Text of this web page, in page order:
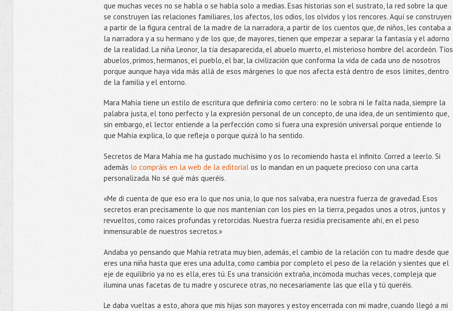
que muchas veces no se habla o se habla solo a medias. Esas historias son el sustrato, la red sobre la que
se construyen las relaciones familiares, los afectos, los odios, los olvidos y los rencores. Aquí se construyen
a partir de la figura central de la madre de la narradora, a partir de los cuentos que, de niños, les contaba a
la narradora y a su hermano y de los que, de mayores, tienen que empezar a separar la fantasía y el adorno
de la realidad. La niña Leonor, la tía desaparecida, el abuelo muerto, el misterioso hombre del acordeón. Tíos,
abuelos, primos, hermanos, el pueblo, el bar, la civilización que conforma la vida de cada uno de nosotros
porque aunque haya vida más allá de esos márgenes lo que nos afecta está dentro de esos límites, dentro
de la familia y el entorno.
Mara Mahía tiene un estilo de escritura que definiría como certero: no le sobra ni le falta nada, siempre la
palabra justa, el tono perfecto y la expresión personal de un concepto, de una idea, de un sentimiento que,
sin embargo, el lector entiende a la perfección como si fuera una expresión universal porque entiende lo
que Mahía explica, lo que refleja o porque quizá lo ha sentido.
Secretos de Mara Mahía me ha gustado muchísimo y os lo recomiendo hasta el infinito. Corred a leerlo. Si
además lo compráis en la web de la editorial os lo mandan en un paquete precioso con una carta
personalizada. No sé qué más queréis.
«Me di cuenta de que eso era lo que nos unía, lo que nos salvaba, era nuestra fuerza de gravedad. Esos
secretos eran precisamente lo que nos mantenían con los pies en la tierra, pegados unos a otros, juntos y
revueltos, como raíces profundas y retorcidas. Nuestra fuerza residía precisamente ahí, en el peso
inmensurable de nuestros secretos.»
Andaba yo pensando que Mahía retrata muy bien, además, el cambio de la relación con tu madre desde que
eres una niña hasta que eres una adulta, como cambia por completo el peso de la relación y sientes que el
eje de equilibrio ya no es ella, eres tú. Es una transición extraña, incómoda muchas veces, compleja que
ilumina unas facetas de tu madre y oscurece otras, no necesariamente las que ella y tú queréis.
Le daba vueltas a esto, ahora que mis hijas son mayores y estoy encerrada con mi madre, cuando llegó a mi